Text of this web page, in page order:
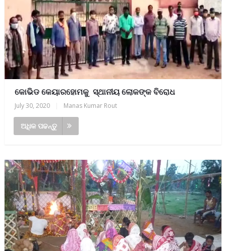
କୋଭିଡ କେୟାରହୋମକୁ ସ୍ଥାନୀୟ ଲୋକଙ୍କ ବିରୋଧ
July 30, 2020 Manas Kumar Rout
ଅଧିକ ପଢନ୍ତୁ